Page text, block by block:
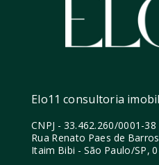
Elo11 consultoria
CNPJ - 33.462.260/0001-38
Rua Renato Paes de
Itaim Bibi - São Paulo/SP,